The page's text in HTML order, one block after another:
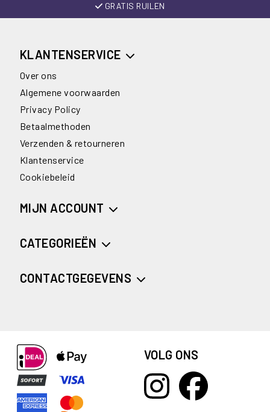
GRATIS RUILEN
KLANTENSERVICE
Over ons
Algemene voorwaarden
Privacy Policy
Betaalmethoden
Verzenden & retourneren
Klantenservice
Cookiebeleid
MIJN ACCOUNT
CATEGORIEËN
CONTACTGEGEVENS
VOLG ONS